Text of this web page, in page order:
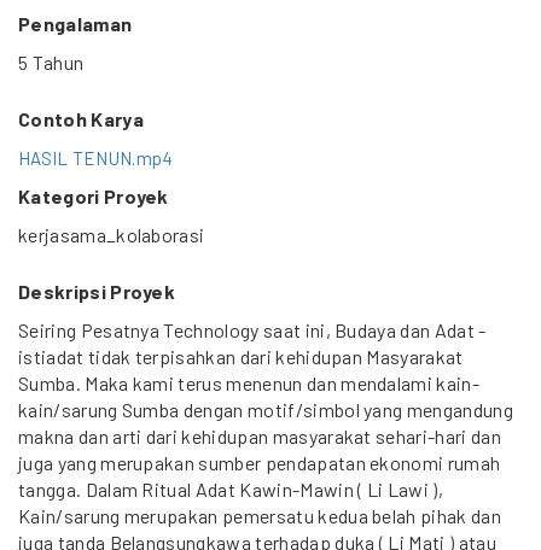
Pengalaman
5 Tahun
Contoh Karya
HASIL TENUN.mp4
Kategori Proyek
kerjasama_kolaborasi
Deskripsi Proyek
Seiring Pesatnya Technology saat ini, Budaya dan Adat -
istiadat tidak terpisahkan dari kehidupan Masyarakat
Sumba. Maka kami terus menenun dan mendalami kain-
kain/sarung Sumba dengan motif/simbol yang mengandung
makna dan arti dari kehidupan masyarakat sehari-hari dan
juga yang merupakan sumber pendapatan ekonomi rumah
tangga. Dalam Ritual Adat Kawin-Mawin ( Li Lawi ),
Kain/sarung merupakan pemersatu kedua belah pihak dan
juga tanda Belangsungkawa terhadap duka ( Li Mati ) atau